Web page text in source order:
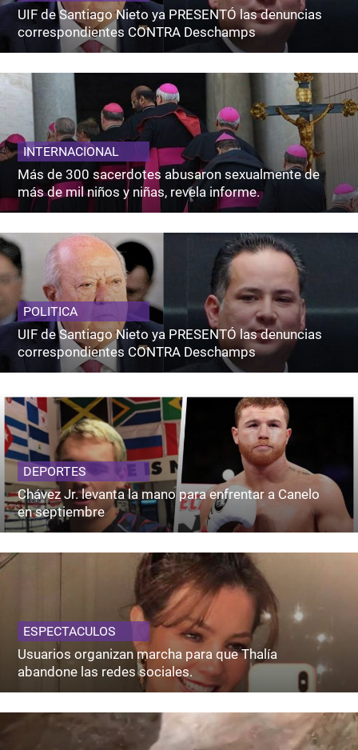
UIF de Santiago Nieto ya PRESENTÓ las denuncias
correspondientes CONTRA Deschamps
INTERNACIONAL
Más de 300 sacerdotes abusaron sexualmente de
más de mil niños y niñas, revela informe.
POLITICA
UIF de Santiago Nieto ya PRESENTÓ las denuncias
correspondientes CONTRA Deschamps
DEPORTES
Chávez Jr. levanta la mano para enfrentar a Canelo
en septiembre
ESPECTACULOS
Usuarios organizan marcha para que Thalía
abandone las redes sociales.